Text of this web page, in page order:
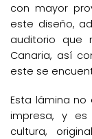
con mayor
este diseño,
auditorio que
Canaria, así
este se
Esta lámina
impresa, y
cultura,